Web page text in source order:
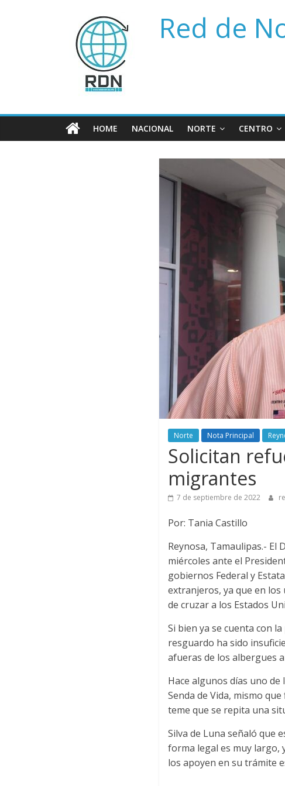
Red de
HOME NACIONAL NORTE CENTRO
Norte Nota Principal
Solicitan
migrantes
7 de septiembre de 2022
Por: Tania Castillo
Reynosa, Tamaulipas.- El
miércoles ante el
gobiernos Federal y
extranjeros, ya que en los
de cruzar a los Estados
Si bien ya se cuenta con
resguardo ha sido
afueras de los albergues
Hace algunos días uno
Senda de Vida, mismo
teme que se repita una
Silva de Luna señaló que
forma legal es muy largo,
los apoyen en su trámite